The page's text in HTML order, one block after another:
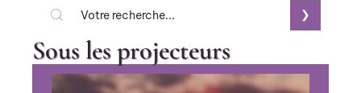
Sous les projecteurs